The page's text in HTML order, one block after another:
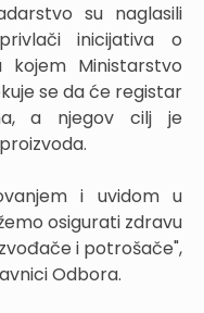
su naglasili
inicijativa o
kojem Ministarstvo
se da će registar
a njegov cilj je
i uvidom u
osigurati zdravu
i potrošače",
Odbora.